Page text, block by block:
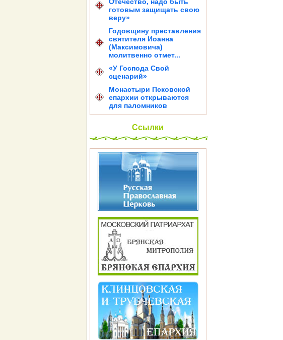
готовым защищать свою
веру»
Годовщину преставления
святителя Иоанна
(Максимовича)
молитвенно отмет...
«У Господа Свой
сценарий»
Монастыри Псковской
епархии открываются
для паломников
Ссылки